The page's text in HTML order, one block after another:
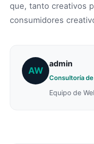
que, tanto creativos
consumidores
AW
admin
Consultoría
Equipo de